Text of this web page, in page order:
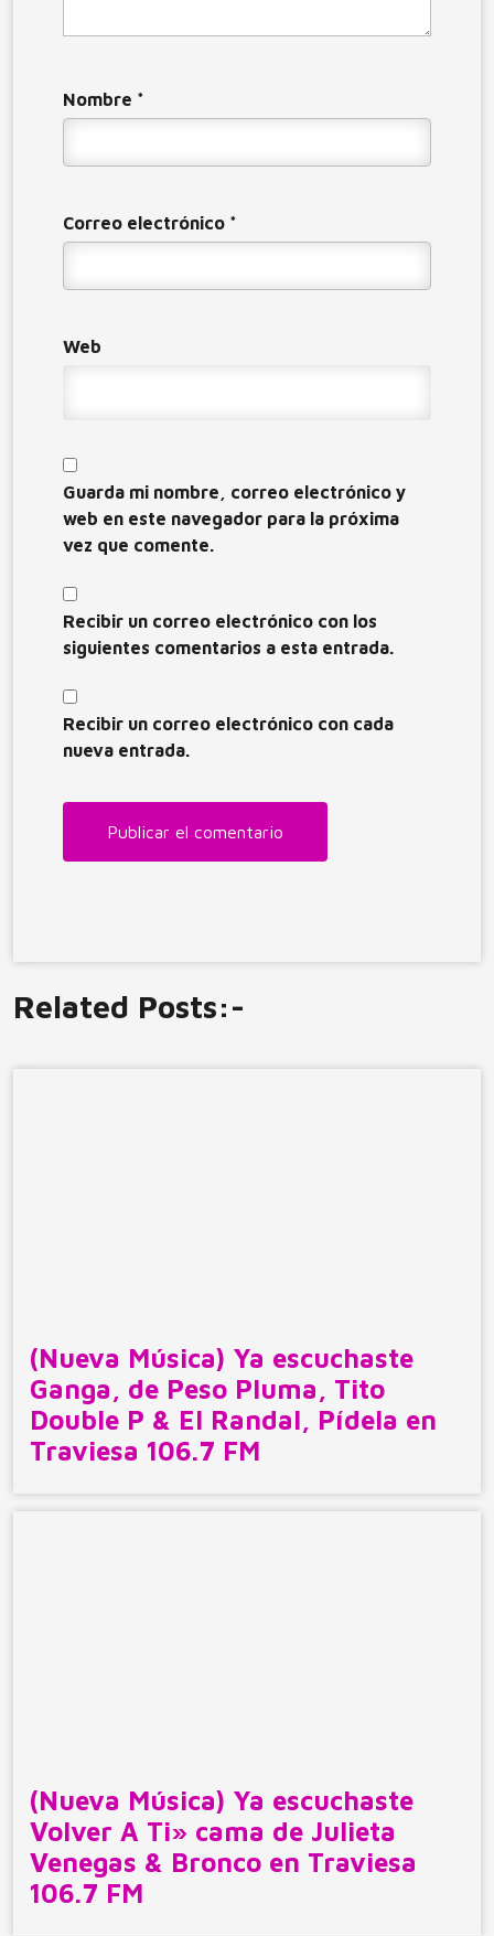
Nombre *
Correo electrónico *
Web
Guarda mi nombre, correo electrónico y
web en este navegador para la próxima
vez que comente.
Recibir un correo electrónico con los
siguientes comentarios a esta entrada.
Recibir un correo electrónico con cada
nueva entrada.
Related Posts:-
(Nueva Música) Ya escuchaste
Ganga, de Peso Pluma, Tito
Double P & El Randal, Pídela en
Traviesa 106.7 FM
(Nueva Música) Ya escuchaste
Volver A Ti» cama de Julieta
Venegas & Bronco en Traviesa
106.7 FM